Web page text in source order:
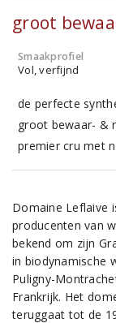
groot
Smaakprofiel
Vol, verfijnd
de perfecte
groot bewaar- &
premier cru met
Domaine Leflaive
producenten van
bekend om zijn
in biodynamische
Puligny-
Frankrijk. Het
teruggaat tot de